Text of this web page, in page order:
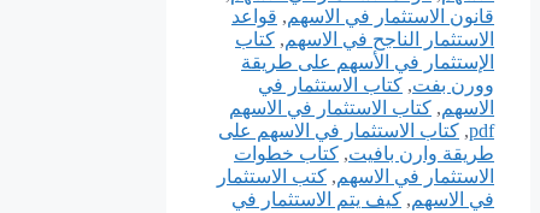
قانون الاستثمار في الاسهم, قواعد
الاستثمار الناجح في الاسهم, كتاب
الإستثمار في الأسهم على طريقة
وورن بفت, كتاب الاستثمار في
الاسهم, كتاب الاستثمار في الاسهم
pdf
, كتاب الاستثمار في الاسهم على
طريقة وارن بافيت, كتاب خطوات
الاستثمار في الاسهم, كتب الاستثمار
في الاسهم, كيف يتم الاستثمار في